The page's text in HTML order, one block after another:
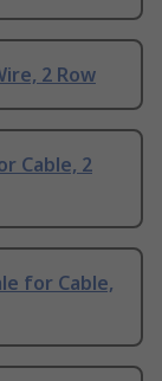
2 Row
Cable, 2
for Cable,